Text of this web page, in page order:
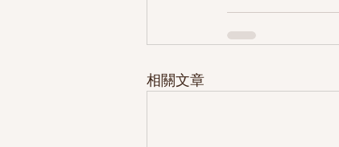
相關文章